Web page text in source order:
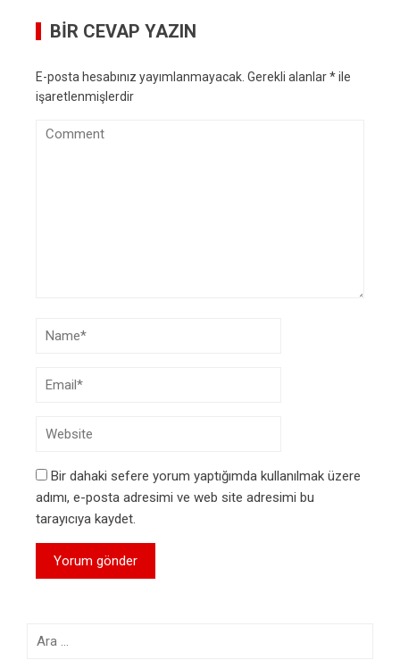
BIR CEVAP YAZIN
E-posta hesabınız yayımlanmayacak. Gerekli alanlar*ile
işaretlenmişlerdir
Bir dahaki sefere yorum yaptığımda kullanılmak üzere
adımı, e-posta adresimi ve web site adresimi bu
tarayıcıya kaydet.
Arama: